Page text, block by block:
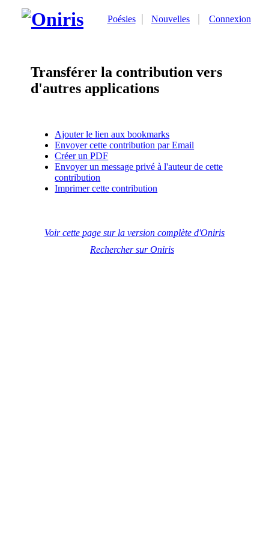
Poésies Nouvelles Connexion
Transférer la contribution vers
d'autres applications
Ajouter le lien aux bookmarks
Envoyer cette contribution par Email
Créer un PDF
Envoyer un message privé à l'auteur de cette
contribution
Imprimer cette contribution
Voir cette page sur la version complète d'Oniris
Rechercher sur Oniris